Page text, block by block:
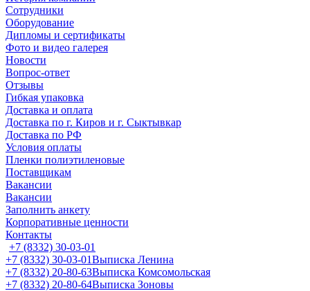
Сотрудники
Оборудование
Дипломы и сертификаты
Фото и видео галерея
Новости
Вопрос-ответ
Отзывы
Гибкая упаковка
Доставка и оплата
Доставка по г. Киров и г. Сыктывкар
Доставка по РФ
Условия оплаты
Пленки полиэтиленовые
Поставщикам
Вакансии
Вакансии
Заполнить анкету
Корпоративные ценности
Контакты
+7 (8332) 30-03-01
+7 (8332) 30-03-01Выписка Ленина
+7 (8332) 20-80-63Выписка Комсомольская
+7 (8332) 20-80-64Выписка Зоновы